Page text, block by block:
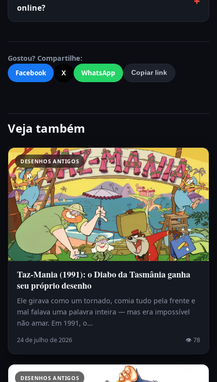
online?
Gostou? Compartilhe:
Facebook
X WhatsApp Copiar link
Veja também
DESENHOS ANTIGOS
Taz-Mania (1991): o Diabo da Tasmânia ganha
seu próprio desenho
Ele girava como um tornado, comia tudo pela frente e
mal falava uma palavra inteira — mas era impossível
não amar. Em 1991, o…
24 de julho de 2026 👁 78
DESENHOS ANTIGOS